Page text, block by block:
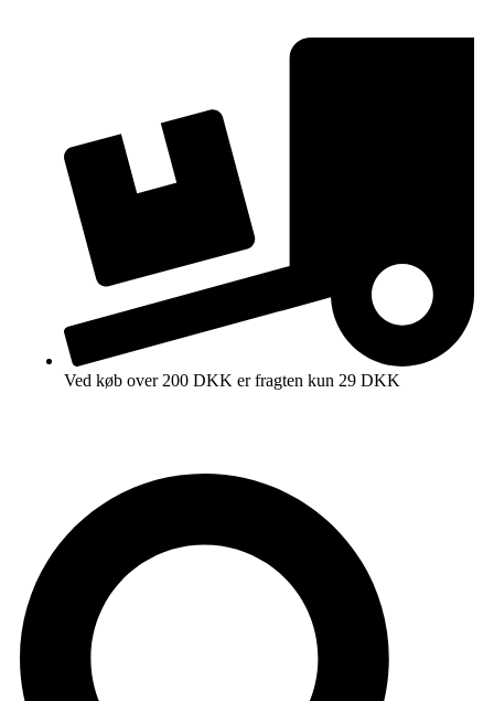
Ved køb over 200 DKK er fragten kun 29 DKK